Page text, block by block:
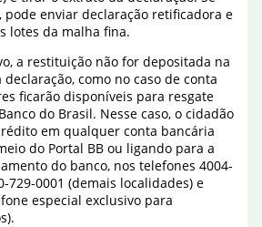
enviar declaração retificadora e
lotes da malha fina.
a restituição não for depositada na
como no caso de conta
ficarão disponíveis para resgate
do Brasil. Nesse caso, o cidadão
em qualquer conta bancária
do Portal BB ou ligando para a
do banco, nos telefones 4004-
729-0001 (demais localidades) e
especial exclusivo para